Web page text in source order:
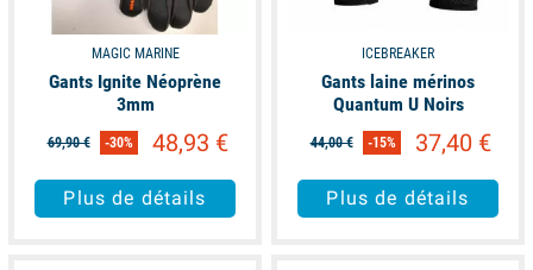
MAGIC MARINE
Gants Ignite Néoprène
3mm
69,90 € -30% 48,93 €
Plus de détails
ICEBREAKER
Gants laine mérinos
Quantum U Noirs
44,00 € -15% 37,40 €
Plus de détails